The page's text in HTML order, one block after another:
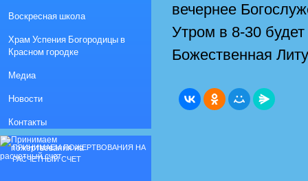
вечернее
Утром в 8-30
Божественная
Воскресная школа
Храм Успения Богородицы в
Красном городке
Медиа
Новости
Контакты
ПРИНИМАЕМ ПОЖЕРТВОВАНИЯ НА
РАСЧЕТНЫЙ СЧЕТ